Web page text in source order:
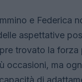
e Federica
aspettative
trovato la forza
occasioni, ma